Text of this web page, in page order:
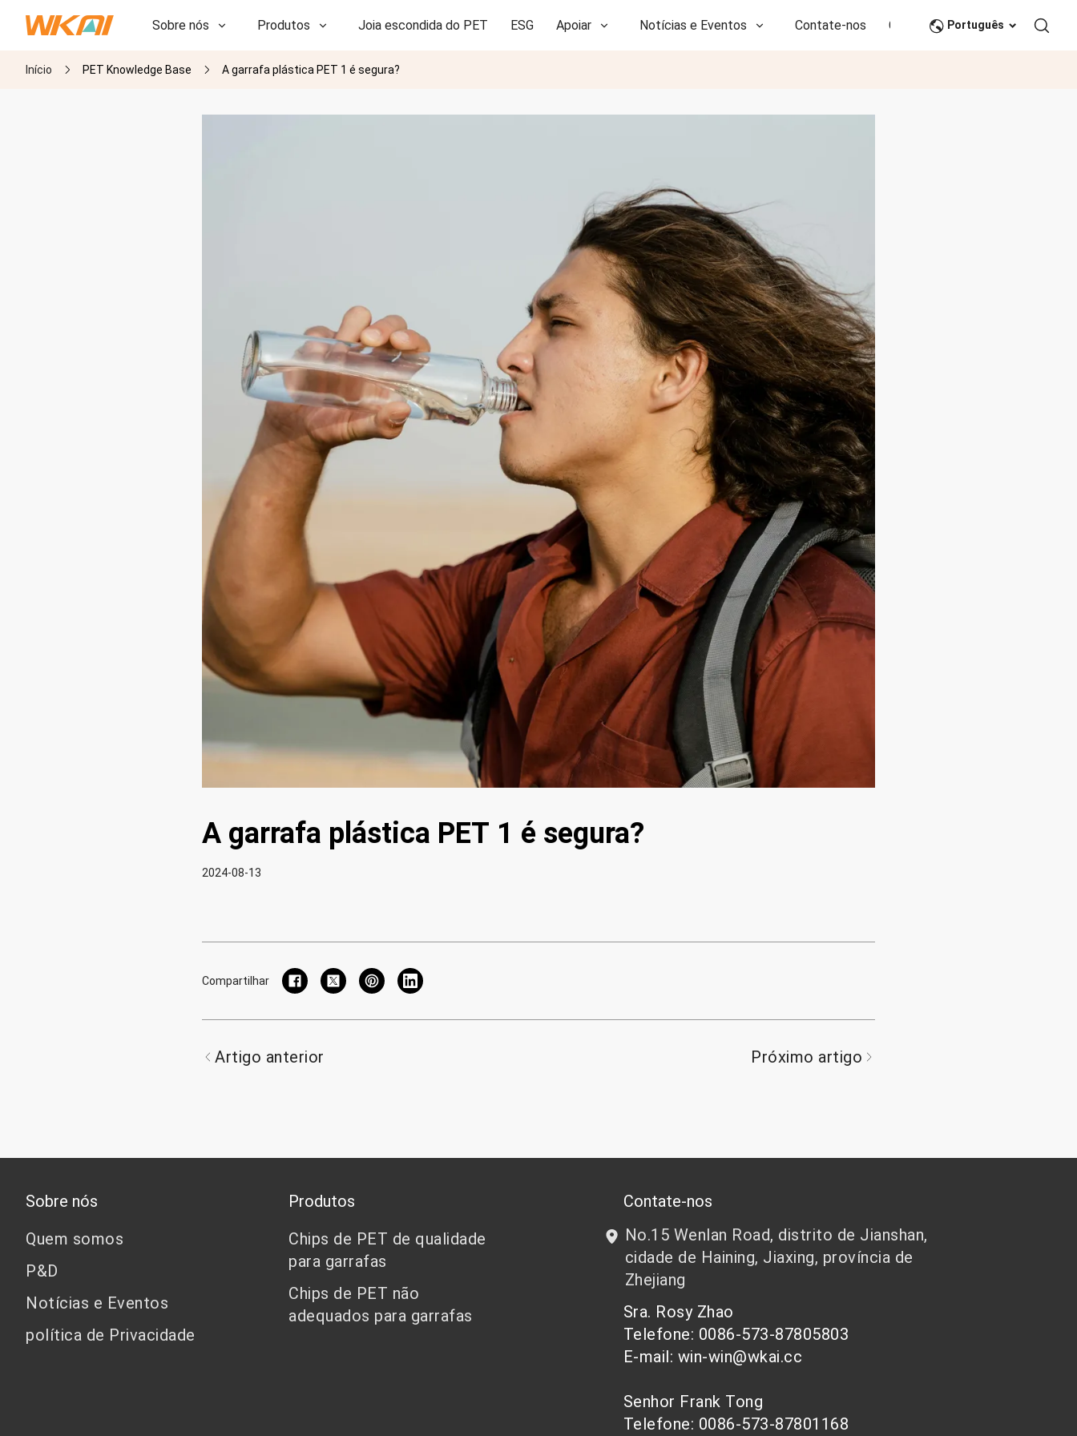
Sobre nós Produtos Joia escondida do PET ESG Apoiar Notícias e Eventos Contate-nos CN
P&D
Português
Início PET Knowledge Base A garrafa plástica PET 1 é segura?
A garrafa plástica PET 1 é segura?
2024-08-13
Compartilhar
Artigo anterior Próximo artigo
Sobre nós
Quem somos
P&D
Notícias e Eventos
política de Privacidade
Produtos
Chips de PET de qualidade
para garrafas
Chips de PET não
adequados para garrafas
Contate-nos
No.15 Wenlan Road, distrito de Jianshan,
cidade de Haining, Jiaxing, província de
Zhejiang
Sra. Rosy Zhao
Telefone: 0086-573-87805803
E-mail: win-win@wkai.cc
Senhor Frank Tong
Telefone: 0086-573-87801168